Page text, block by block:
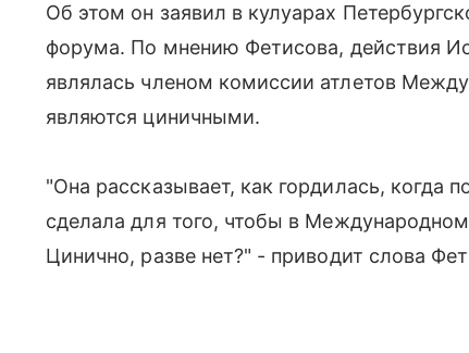
Об этом он заявил в кулуарах
форума. По мнению Фетисова, действия
являлась членом комиссии атлетов
являются циничными.
"Она рассказывает, как гордилась, когда
сделала для того, чтобы в
Цинично, разве нет?" - приводит слова